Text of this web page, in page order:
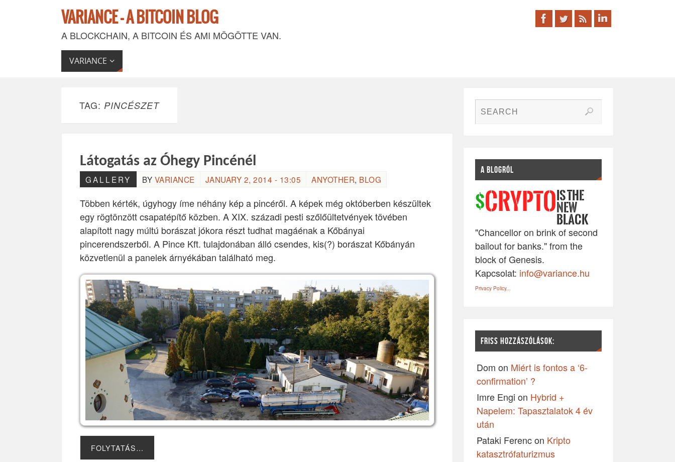
VARIANCE - A BITCOIN BLOG
A BLOCKCHAIN, A BITCOIN ÉS AMI MÖGÖTTE VAN.
VARIANCE
TAG: PINCÉSZET
Látogatás az Óhegy Pincénél
GALLERY BY VARIANCE JANUARY 2, 2014 - 13:05 ANYOTHER, BLOG
Többen kérték, úgyhogy íme néhány kép a pincéről. A képek még októberben készültek
egy rögtönzött csapatépítő közben. A XIX. századi pesti szőlőültetvények tövében
alapított nagy múltú borászat jókora részt tudhat magáénak a Kőbányai
pincerendszerből. A Pince Kft. tulajdonában álló csendes, kis(?) borászat Kőbányán
közvetlenül a panelek árnyékában található meg.
FOLYTATÁS…
A BLOGRÓL
$CRYPTO IS THE
NEW
BLACK
"Chancellor on brink of second
bailout for banks." from the
block of Genesis.
Kapcsolat: info@variance.hu
Privacy Policy...
FRISS HOZZÁSZÓLÁSOK:
Dom on Miért is fontos a ‘6-
confirmation’ ?
Imre Engi on Hybrid +
Napelem: Tapasztalatok 4 év
után
Pataki Ferencon Kripto
katasztrófaturizmus